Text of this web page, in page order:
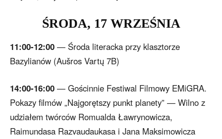
ŚRODA, 17 WRZEŚNIA
11:00-12:00 — Środa literacka przy klasztorze
Bazylianów (Aušros Vartų 7B)
14:00-16:00 — Gościnnie Festiwal Filmowy EMiGRA.
Pokazy filmów „Najgorętszy punkt planety” — Wilno z
udziałem twórców Romualda Ławrynowicza,
Raimundasa Razvaudaukasa i Jana Maksimowicza